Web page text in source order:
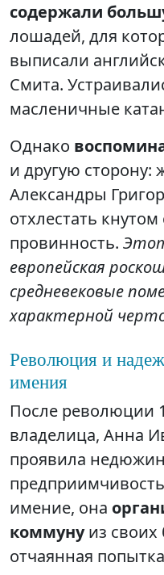
содержали
лошадей, для
выписали
Смита.
масленичные
Однако
и другую сторону:
Александры
отхлестать
провинность.
европейская
средневековые
характерной
Революция и
имения
После революции
владелица, Анна
проявила
имение, она
коммунуиз своих
отчаянная